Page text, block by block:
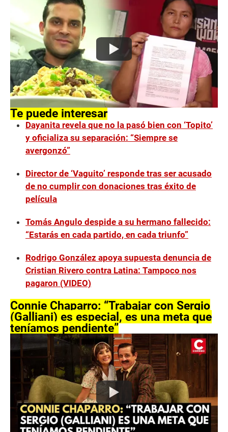
Te puede interesar
Dayanita revela que no la pasó bien con ‘Topito’
y oficializa su separación: “Siempre se
avergonzó”
Director de ‘Vaguito’ responde tras ser acusado
de no cumplir con donaciones tras éxito de
película
Tomás Angulo despide a su hermano fallecido:
“Estarás en cada partido, en cada triunfo”
Rodrigo González apoya supuesta denuncia de
Cristian Rivero contra Latina: Tampoco nos
pagaron (VIDEO)
Connie Chaparro: “Trabajar con Sergio
(Galliani) es especial, es una meta que
teníamos pendiente”